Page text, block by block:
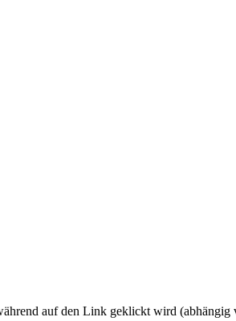
auf den Link geklickt wird (abhängig